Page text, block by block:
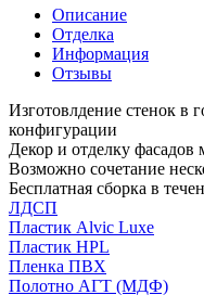
Описание
Отделка
Информация
Отзывы
Изготовлдение стенок в
конфигурации
Декор и отделку
Возможно сочетание
Бесплатная сборка в
ЛДСП
Пластик Alvic Luxe
Пластик HPL
Пленка ПВХ
Полотно АГТ (МДФ)